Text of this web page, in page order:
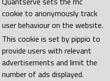
cookie to anonymously track
user behaviour on the website.
This cookie is set by pippio to
provide users with relevant
advertisements and limit the
number of ads displayed.